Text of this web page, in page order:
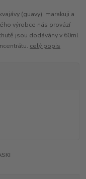
(guavy), marakuji a
výrobce nás provází
jsou dodávány v 60ml
celý popis